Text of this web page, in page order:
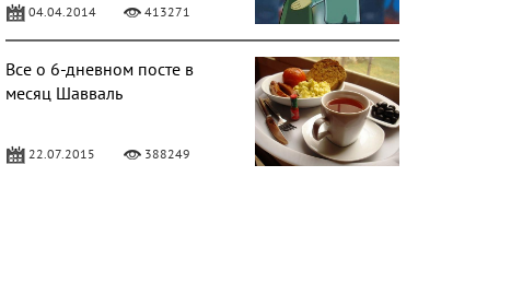
04.04.2014 413271
Все о 6-дневном посте в
месяц Шавваль
22.07.2015 388249